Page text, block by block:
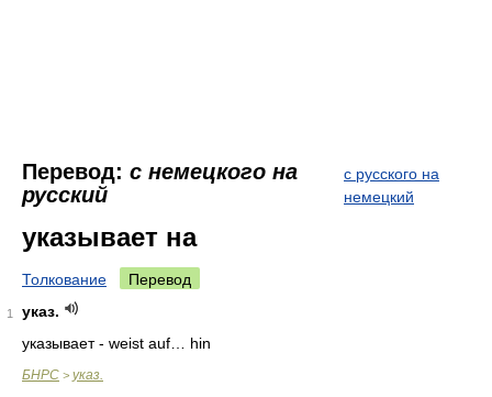
Перевод: с немецкого на
русский
с русского на
немецкий
указывает на
Толкование Перевод
1
указ.
указывает - weist auf… hin
БНРС > указ.